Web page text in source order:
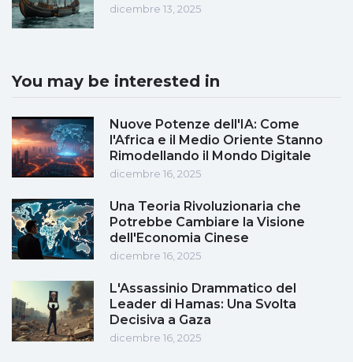
dicembre 13, 2025
You may be interested in
Nuove Potenze dell'IA: Come
l'Africa e il Medio Oriente Stanno
Rimodellando il Mondo Digitale
dicembre 16, 2025
Una Teoria Rivoluzionaria che
Potrebbe Cambiare la Visione
dell'Economia Cinese
dicembre 16, 2025
L'Assassinio Drammatico del
Leader di Hamas: Una Svolta
Decisiva a Gaza
dicembre 16, 2025